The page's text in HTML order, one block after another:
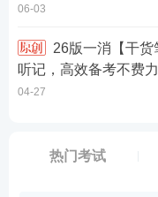
06-03
听记，高效备考不费力
04-27
热门考试